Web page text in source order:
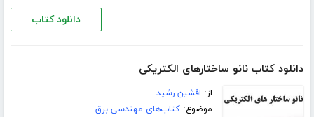
دانلود کتاب
دانلود کتاب نانو ساختارهای الکتریکی
از: افشین رشید
موضوع:کتاب‌های مهندسی برق